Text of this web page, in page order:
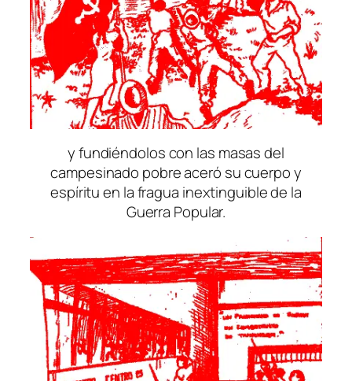
y fundiéndolos con las masas del
campesinado pobre aceró su cuerpo y
espíritu en la fragua inextinguible de la
Guerra Popular.